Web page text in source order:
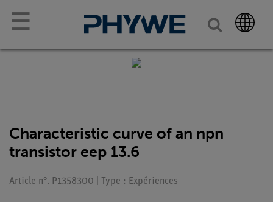
☰
Characteristic curve of an npn
transistor eep 13.6
Article n°. P1358300 | Type : Expériences